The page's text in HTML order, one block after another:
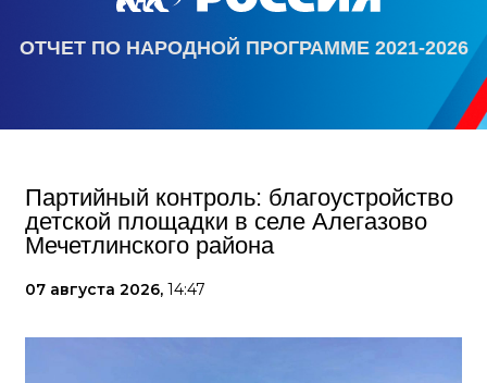
ОТЧЕТ ПО НАРОДНОЙ ПРОГРАММЕ 2021-2026
Партийный контроль: благоустройство
детской площадки в селе Алегазово
Мечетлинского района
07 августа 2026, 14:47